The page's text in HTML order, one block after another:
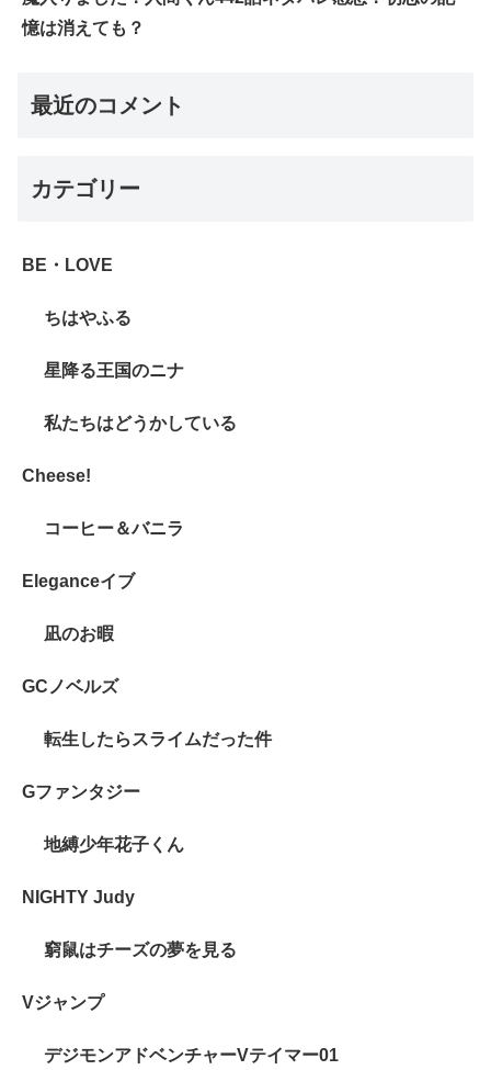
憶は消えても？
最近のコメント
カテゴリー
BE・LOVE
ちはやふる
星降る王国のニナ
私たちはどうかしている
Cheese!
コーヒー＆バニラ
Eleganceイブ
凪のお暇
GCノベルズ
転生したらスライムだった件
Gファンタジー
地縛少年花子くん
NIGHTY Judy
窮鼠はチーズの夢を見る
Vジャンプ
デジモンアドベンチャーVテイマー01